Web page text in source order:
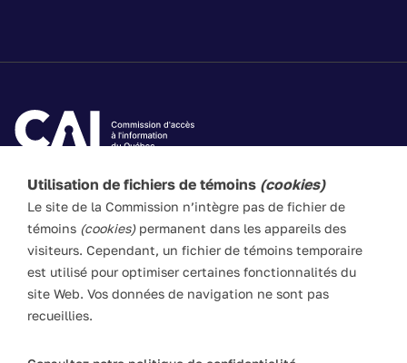
Utilisation de fichiers de témoins (cookies)
Le site de la Commission n’intègre pas de fichier de
témoins (cookies)permanent dans les appareils des
visiteurs. Cependant, un fichier de témoins temporaire
est utilisé pour optimiser certaines fonctionnalités du
site Web. Vos données de navigation ne sont pas
recueillies.
Les textes de ce site Web visent à vulgariser les lois
applicables. Ils n’ont pas force de loi. En cas de divergence
entre l’information du site et les textes législatifs, ces
derniers prévalent en toute circonstance.
POLITIQUE LINGUISTIQUE
DROITS D'AUTEUR